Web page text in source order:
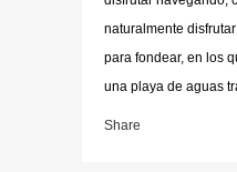
naturalmente
para fondear, en los
una playa de aguas
Share